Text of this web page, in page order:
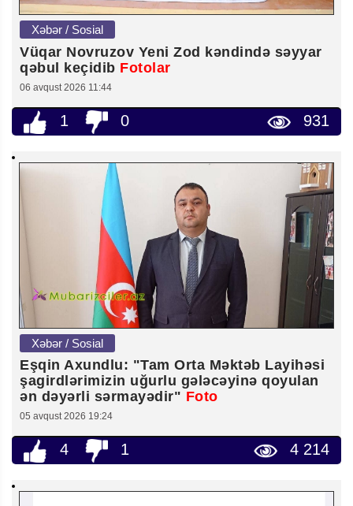
Xəbər / Sosial
Vüqar Novruzov Yeni Zod kəndində səyyar
qəbul keçidib Fotolar
06 avqust 2026 11:44
1 0 931
Xəbər / Sosial
Eşqin Axundlu: "Tam Orta Məktəb Layihəsi
şagirdlərimizin uğurlu gələcəyinə qoyulan
ən dəyərli sərmayədir" Foto
05 avqust 2026 19:24
4 1 4 214